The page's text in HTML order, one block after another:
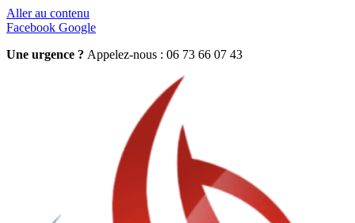
Aller au contenu
Facebook Google
Une urgence ? Appelez-nous : 06 73 66 07 43